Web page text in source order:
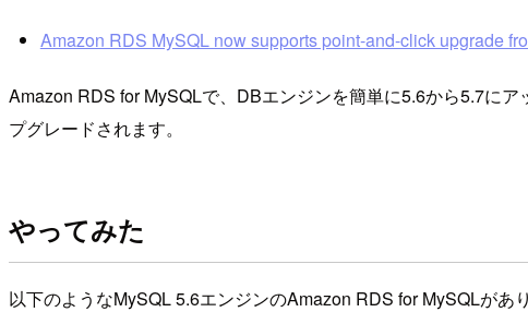
Amazon RDS MySQL now supports point-and-click upgrade
Amazon RDS for MySQLで、DBエンジンを簡単に5.6から5.7に
プグレードされます。
やってみた
以下のようなMySQL 5.6エンジンのAmazon RDS for MySQLがあ